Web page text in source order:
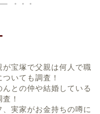
宝塚で父親は何人で職
いても調査！
との仲や結婚している
！
実家がお金持ちの噂に